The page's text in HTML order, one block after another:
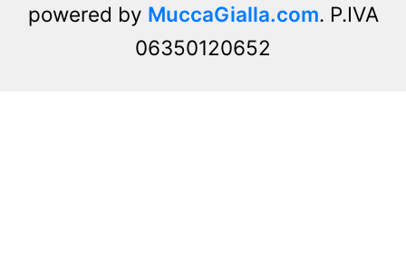
powered by MuccaGialla.com. P.IVA
06350120652